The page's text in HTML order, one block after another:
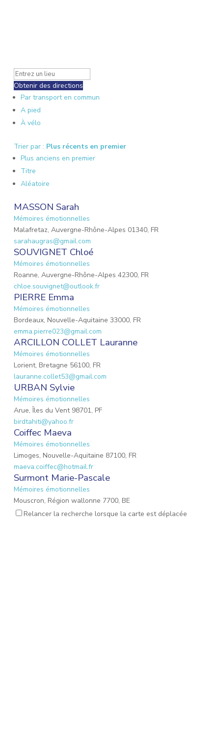
Obtenir des directions
Par transport en commun
A pied
À vélo
Trier par : Plus récents en premier
Plus anciens en premier
Titre
Aléatoire
MASSON Sarah
Mémoires émotionnelles
Malafretaz, Auvergne-Rhône-Alpes 01340, FR
sarahaugras@gmail.com
SOUVIGNET Chloé
Mémoires émotionnelles
Roanne, Auvergne-Rhône-Alpes 42300, FR
chloe.souvignet@outlook.fr
PIERRE Emma
Mémoires émotionnelles
Bordeaux, Nouvelle-Aquitaine 33000, FR
emma.pierre023@gmail.com
ARCILLON COLLET Lauranne
Mémoires émotionnelles
Lorient, Bretagne 56100, FR
lauranne.collet53@gmail.com
URBAN Sylvie
Mémoires émotionnelles
Arue, Îles du Vent 98701, PF
birdtahiti@yahoo.fr
Coiffec Maeva
Mémoires émotionnelles
Limoges, Nouvelle-Aquitaine 87100, FR
maeva.coiffec@hotmail.fr
Surmont Marie-Pascale
Mémoires émotionnelles
Mouscron, Région wallonne 7700, BE
mpsurmont@gmail.com
Relancer la recherche lorsque la carte est déplacée